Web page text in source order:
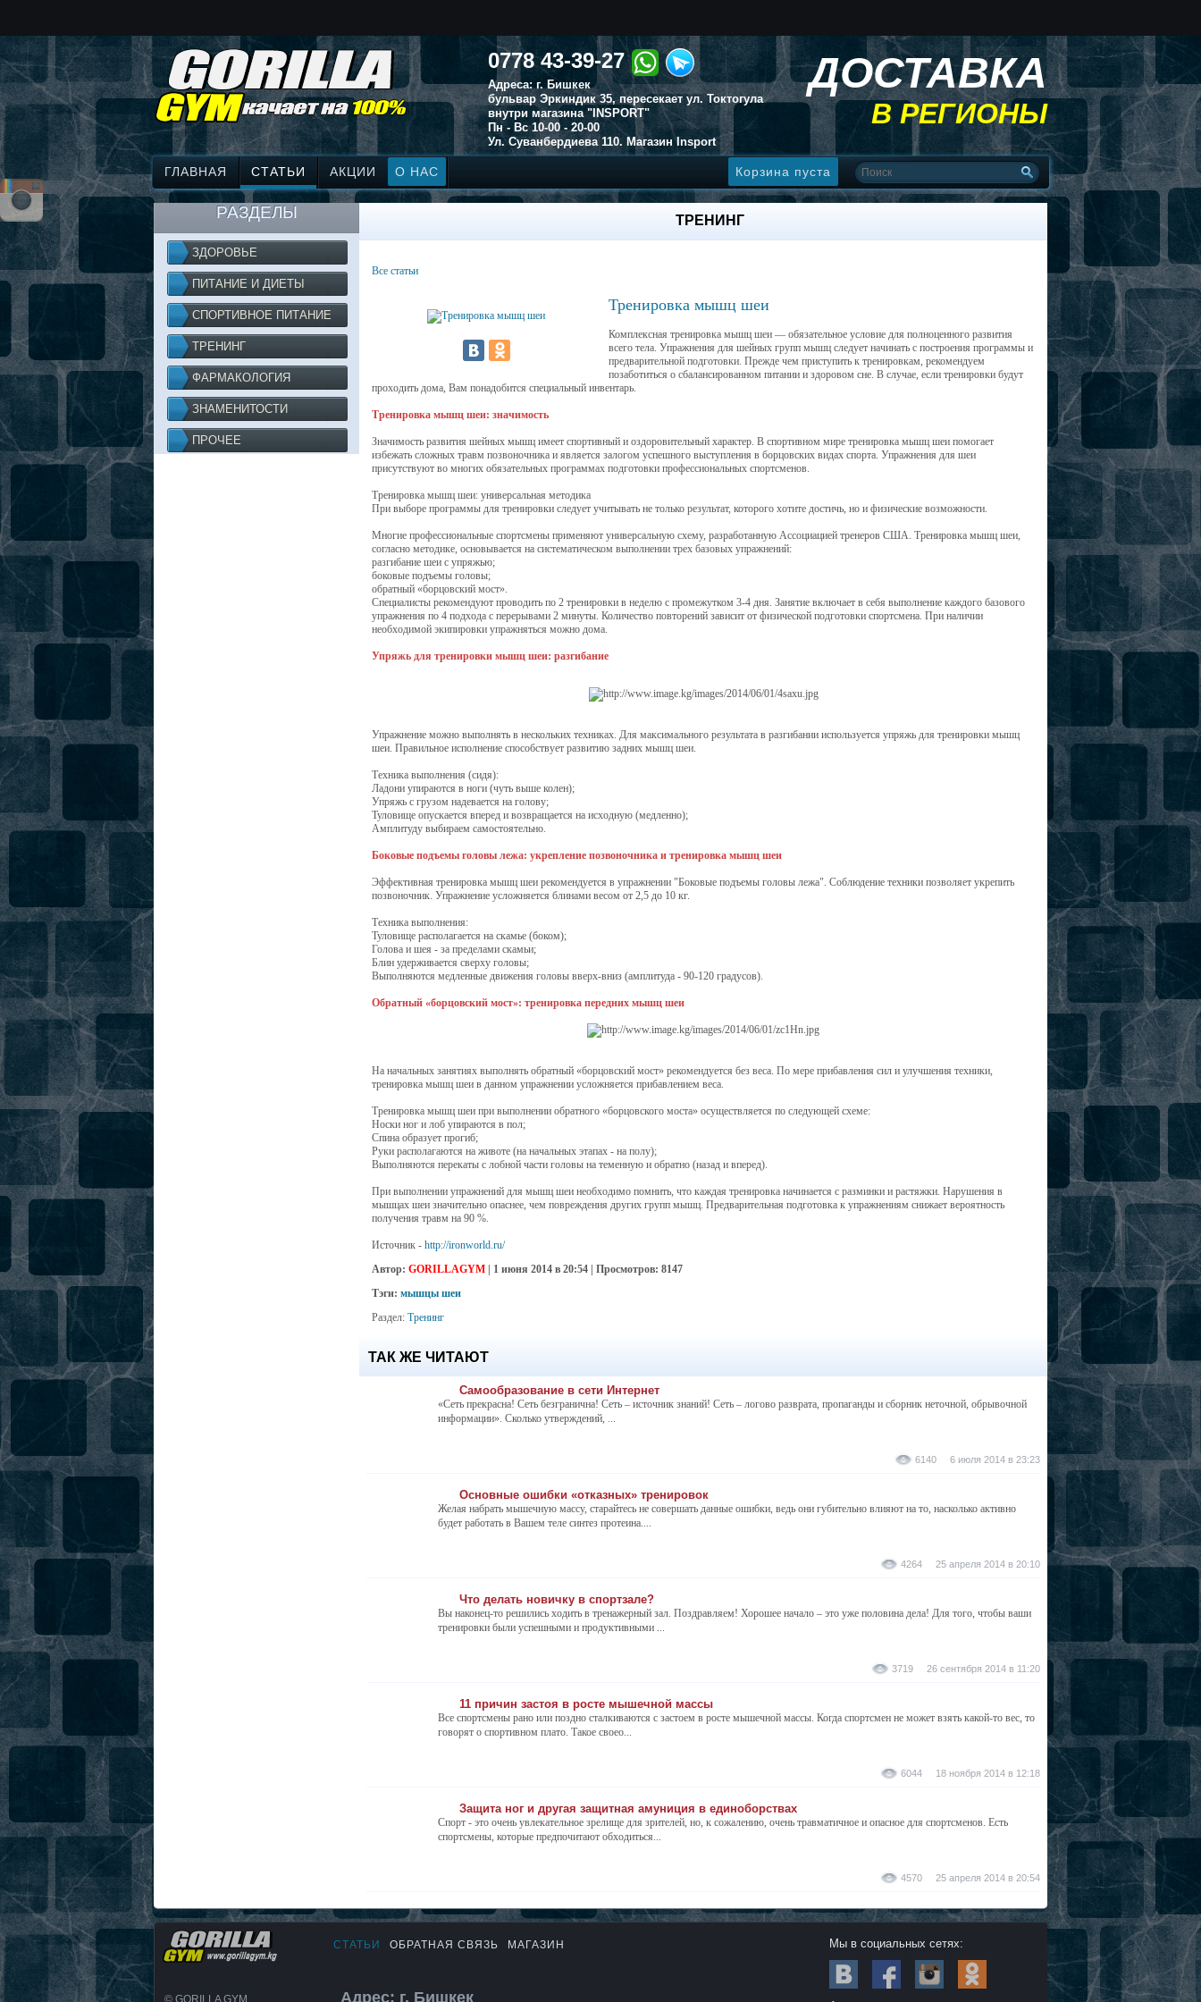
0778 43-39-27
Адреса: г. Бишкек
бульвар Эркиндик 35, пересекает ул. Токтогула
внутри магазина "INSPORT"
Пн - Вс 10-00 - 20-00
Ул. Суванбердиева 110. Магазин Insport
ДОСТАВКА
В РЕГИОНЫ
ГЛАВНАЯ СТАТЬИ АКЦИИ О НАС Корзина пуста
РАЗДЕЛЫ
ЗДОРОВЬЕ
ПИТАНИЕ И ДИЕТЫ
СПОРТИВНОЕ ПИТАНИЕ
ТРЕНИНГ
ФАРМАКОЛОГИЯ
ЗНАМЕНИТОСТИ
ПРОЧЕЕ
ТРЕНИНГ
Все статьи
Тренировка мышц шеи
Комплексная тренировка мышц шеи — обязательное условие для полноценного развития
всего тела. Упражнения для шейных групп мышц следует начинать с построения программы и
предварительной подготовки. Прежде чем приступить к тренировкам, рекомендуем
позаботиться о сбалансированном питании и здоровом сне. В случае, если тренировки будут
проходить дома, Вам понадобится специальный инвентарь.
Тренировка мышц шеи: значимость
Значимость развития шейных мышц имеет спортивный и оздоровительный характер. В спортивном мире тренировка мышц шеи помогает
избежать сложных травм позвоночника и является залогом успешного выступления в борцовских видах спорта. Упражнения для шеи
присутствуют во многих обязательных программах подготовки профессиональных спортсменов.
Тренировка мышц шеи: универсальная методика
При выборе программы для тренировки следует учитывать не только результат, которого хотите достичь, но и физические возможности.
Многие профессиональные спортсмены применяют универсальную схему, разработанную Ассоциацией тренеров США. Тренировка мышц шеи,
согласно методике, основывается на систематическом выполнении трех базовых упражнений:
разгибание шеи с упряжью;
боковые подъемы головы;
обратный «борцовский мост».
Специалисты рекомендуют проводить по 2 тренировки в неделю с промежутком 3-4 дня. Занятие включает в себя выполнение каждого базового
упражнения по 4 подхода с перерывами 2 минуты. Количество повторений зависит от физической подготовки спортсмена. При наличии
необходимой экипировки упражняться можно дома.
Упряжь для тренировки мышц шеи: разгибание
Упражнение можно выполнять в нескольких техниках. Для максимального результата в разгибании используется упряжь для тренировки мышц
шеи. Правильное исполнение способствует развитию задних мышц шеи.
Техника выполнения (сидя):
Ладони упираются в ноги (чуть выше колен);
Упряжь с грузом надевается на голову;
Туловище опускается вперед и возвращается на исходную (медленно);
Амплитуду выбираем самостоятельно.
Боковые подъемы головы лежа: укрепление позвоночника и тренировка мышц шеи
Эффективная тренировка мышц шеи рекомендуется в упражнении "Боковые подъемы головы лежа". Соблюдение техники позволяет укрепить
позвоночник. Упражнение усложняется блинами весом от 2,5 до 10 кг.
Техника выполнения:
Туловище располагается на скамье (боком);
Голова и шея - за пределами скамьи;
Блин удерживается сверху головы;
Выполняются медленные движения головы вверх-вниз (амплитуда - 90-120 градусов).
Обратный «борцовский мост»: тренировка передних мышц шеи
На начальных занятиях выполнять обратный «борцовский мост» рекомендуется без веса. По мере прибавления сил и улучшения техники,
тренировка мышц шеи в данном упражнении усложняется прибавлением веса.
Тренировка мышц шеи при выполнении обратного «борцовского моста» осуществляется по следующей схеме:
Носки ног и лоб упираются в пол;
Спина образует прогиб;
Руки располагаются на животе (на начальных этапах - на полу);
Выполняются перекаты с лобной части головы на теменную и обратно (назад и вперед).
При выполнении упражнений для мышц шеи необходимо помнить, что каждая тренировка начинается с разминки и растяжки. Нарушения в
мышцах шеи значительно опаснее, чем повреждения других групп мышц. Предварительная подготовка к упражнениям снижает вероятность
получения травм на 90 %.
Источник - http://ironworld.ru/
Автор: GORILLAGYM | 1 июня 2014 в 20:54 | Просмотров: 8147
Тэги: мышцы шеи
Раздел: Тренинг
ТАК ЖЕ ЧИТАЮТ
Самообразование в сети Интернет
«Сеть прекрасна! Сеть безгранична! Сеть – источник знаний! Сеть – логово разврата, пропаганды и сборник неточной, обрывочной
информации». Сколько утверждений, ...
6140 6 июля 2014 в 23:23
Основные ошибки «отказных» тренировок
Желая набрать мышечную массу, старайтесь не совершать данные ошибки, ведь они губительно влияют на то, насколько активно
будет работать в Вашем теле синтез протеина....
4264 25 апреля 2014 в 20:10
Что делать новичку в спортзале?
Вы наконец-то решились ходить в тренажерный зал. Поздравляем! Хорошее начало – это уже половина дела! Для того, чтобы ваши
тренировки были успешными и продуктивными ...
3719 26 сентября 2014 в 11:20
11 причин застоя в росте мышечной массы
Все спортсмены рано или поздно сталкиваются с застоем в росте мышечной массы. Когда спортсмен не может взять какой-то вес, то
говорят о спортивном плато. Такое своео...
6044 18 ноября 2014 в 12:18
Защита ног и другая защитная амуниция в единоборствах
Спорт - это очень увлекательное зрелище для зрителей, но, к сожалению, очень травматичное и опасное для спортсменов. Есть
спортсмены, которые предпочитают обходиться...
4570 25 апреля 2014 в 20:54
СТАТЬИ ОБРАТНАЯ СВЯЗЬ МАГАЗИН Мы в социальных сетях:
© GORILLA GYM Адрес: г. Бишкек